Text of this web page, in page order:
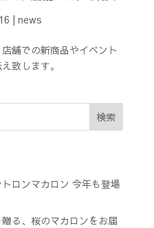
| news
舗での新商品やイベント
致します。
検索
ロンマカロン 今年も登場
る、桜のマカロンをお届